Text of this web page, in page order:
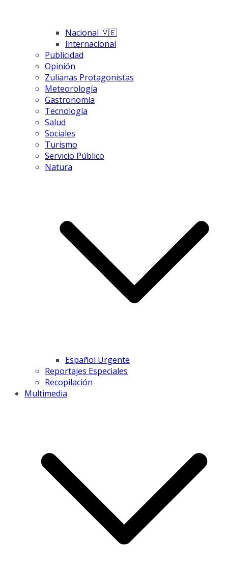
Nacional 🇻🇪
Internacional
Publicidad
Opinión
Zulianas Protagonistas
Meteorología
Gastronomía
Tecnología
Salud
Sociales
Turismo
Servicio Público
Natura
Español Urgente
Reportajes Especiales
Recopilación
Multimedia